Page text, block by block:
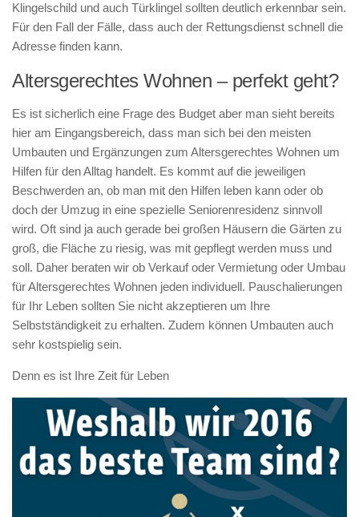
Klingelschild und auch Türklingel sollten deutlich erkennbar sein.
Für den Fall der Fälle, dass auch der Rettungsdienst schnell die
Adresse finden kann.
Altersgerechtes Wohnen – perfekt geht?
Es ist sicherlich eine Frage des Budget aber man sieht bereits
hier am Eingangsbereich, dass man sich bei den meisten
Umbauten und Ergänzungen zum Altersgerechtes Wohnen um
Hilfen für den Alltag handelt. Es kommt auf die jeweiligen
Beschwerden an, ob man mit den Hilfen leben kann oder ob
doch der Umzug in eine spezielle Seniorenresidenz sinnvoll
wird. Oft sind ja auch gerade bei großen Häusern die Gärten zu
groß, die Fläche zu riesig, was mit gepflegt werden muss und
soll. Daher beraten wir ob Verkauf oder Vermietung oder Umbau
für Altersgerechtes Wohnen jeden individuell. Pauschalierungen
für Ihr Leben sollten Sie nicht akzeptieren um Ihre
Selbstständigkeit zu erhalten. Zudem können Umbauten auch
sehr kostspielig sein.
Denn es ist Ihre Zeit für Leben